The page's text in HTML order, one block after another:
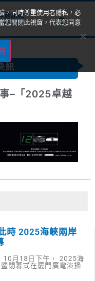
訊
–「2025卓越
時 2025海峽兩岸
月18日下午， 2025海
閉幕式在廈門廣電演播
，同時尊重使用者隱私，必
您關閉此視窗，代表您同意